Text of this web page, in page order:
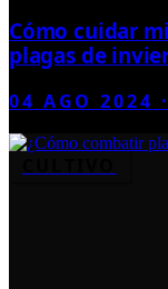
Cómo cuidar
plagas de
04 AGO 2024